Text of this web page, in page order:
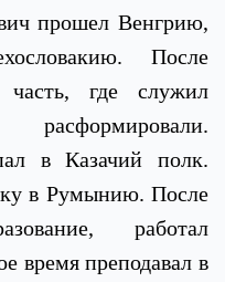
прошел Венгрию,
После
часть, где служил
в Казачий полк.
в Румынию. После
работал
время преподавал в